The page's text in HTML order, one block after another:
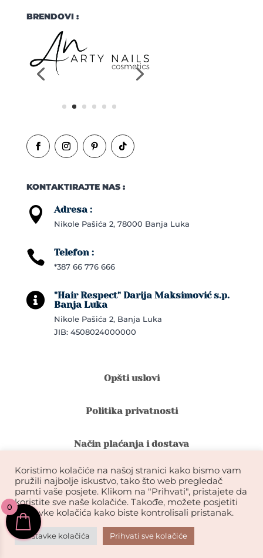
BRENDOVI :
KONTAKTIRAJTE NAS :
 Adresa :
Nikole Pašića 2, 78000 Banja Luka
 Telefon :
*387 66 776 666

"Hair Respect" Darija Maksimović s.p.
Banja Luka
Nikole Pašića 2, Banja Luka
JIB: 4508024000000
Opšti uslovi
Politika privatnosti
Način plaćanja i dostava
Reklamacije i povrat robe
Garancija na kvalitet ekstenzija
Koristimo kolačiće na našoj stranici kako bismo vam
pružili najbolje iskustvo, tako što web pregledač
pamti vaše posjete. Klikom na "Prihvati", pristajete da
koristite sve naše kolačiće. Takođe, možete posjetiti
postavke kolačića kako biste kontrolisali pristanak.
Postavke kolačića Prihvati sve kolačiće
0